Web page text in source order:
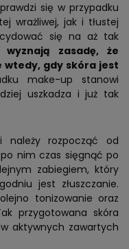
się w przypadku
wrażliwej, jak i tłustej
się na aż tak
wyznają zasadę, że
wtedy, gdy skóra jest
make-up stanowi
uszkadza i już tak
należy rozpocząć od
nim czas sięgnąć po
zabiegiem, który
jest złuszczanie.
tonizowanie oraz
przygotowana skóra
aktywnych zawartych